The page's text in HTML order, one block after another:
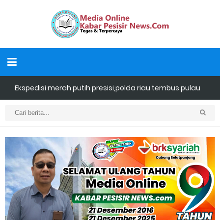
Dukung Swasembada Pangan Nasional, Polsek Merbau
Sambangi Petani Umbi di Desa Mayang Sari.
Empat ( 4 ) Orang Putra Terbaik Maju Bacalon Kades Baran
Melintang
Bhabinkamtibmas Desa Banglas Cek Budidaya Tambak
Udang Warga, Diperkirakan 60.000 Ekor